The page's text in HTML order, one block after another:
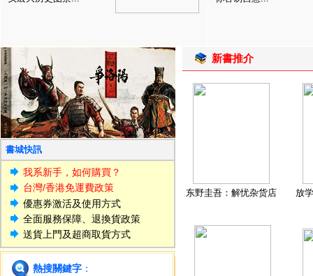
書城快訊
我系新手，如何購買？
台灣/香港免運費政策
優惠券激活及使用方式
全面服務保障、退換貨政策
送貨上門及超商取貨方式
熱搜關鍵字 ：
新書推介
东野圭吾：解忧杂货店 放